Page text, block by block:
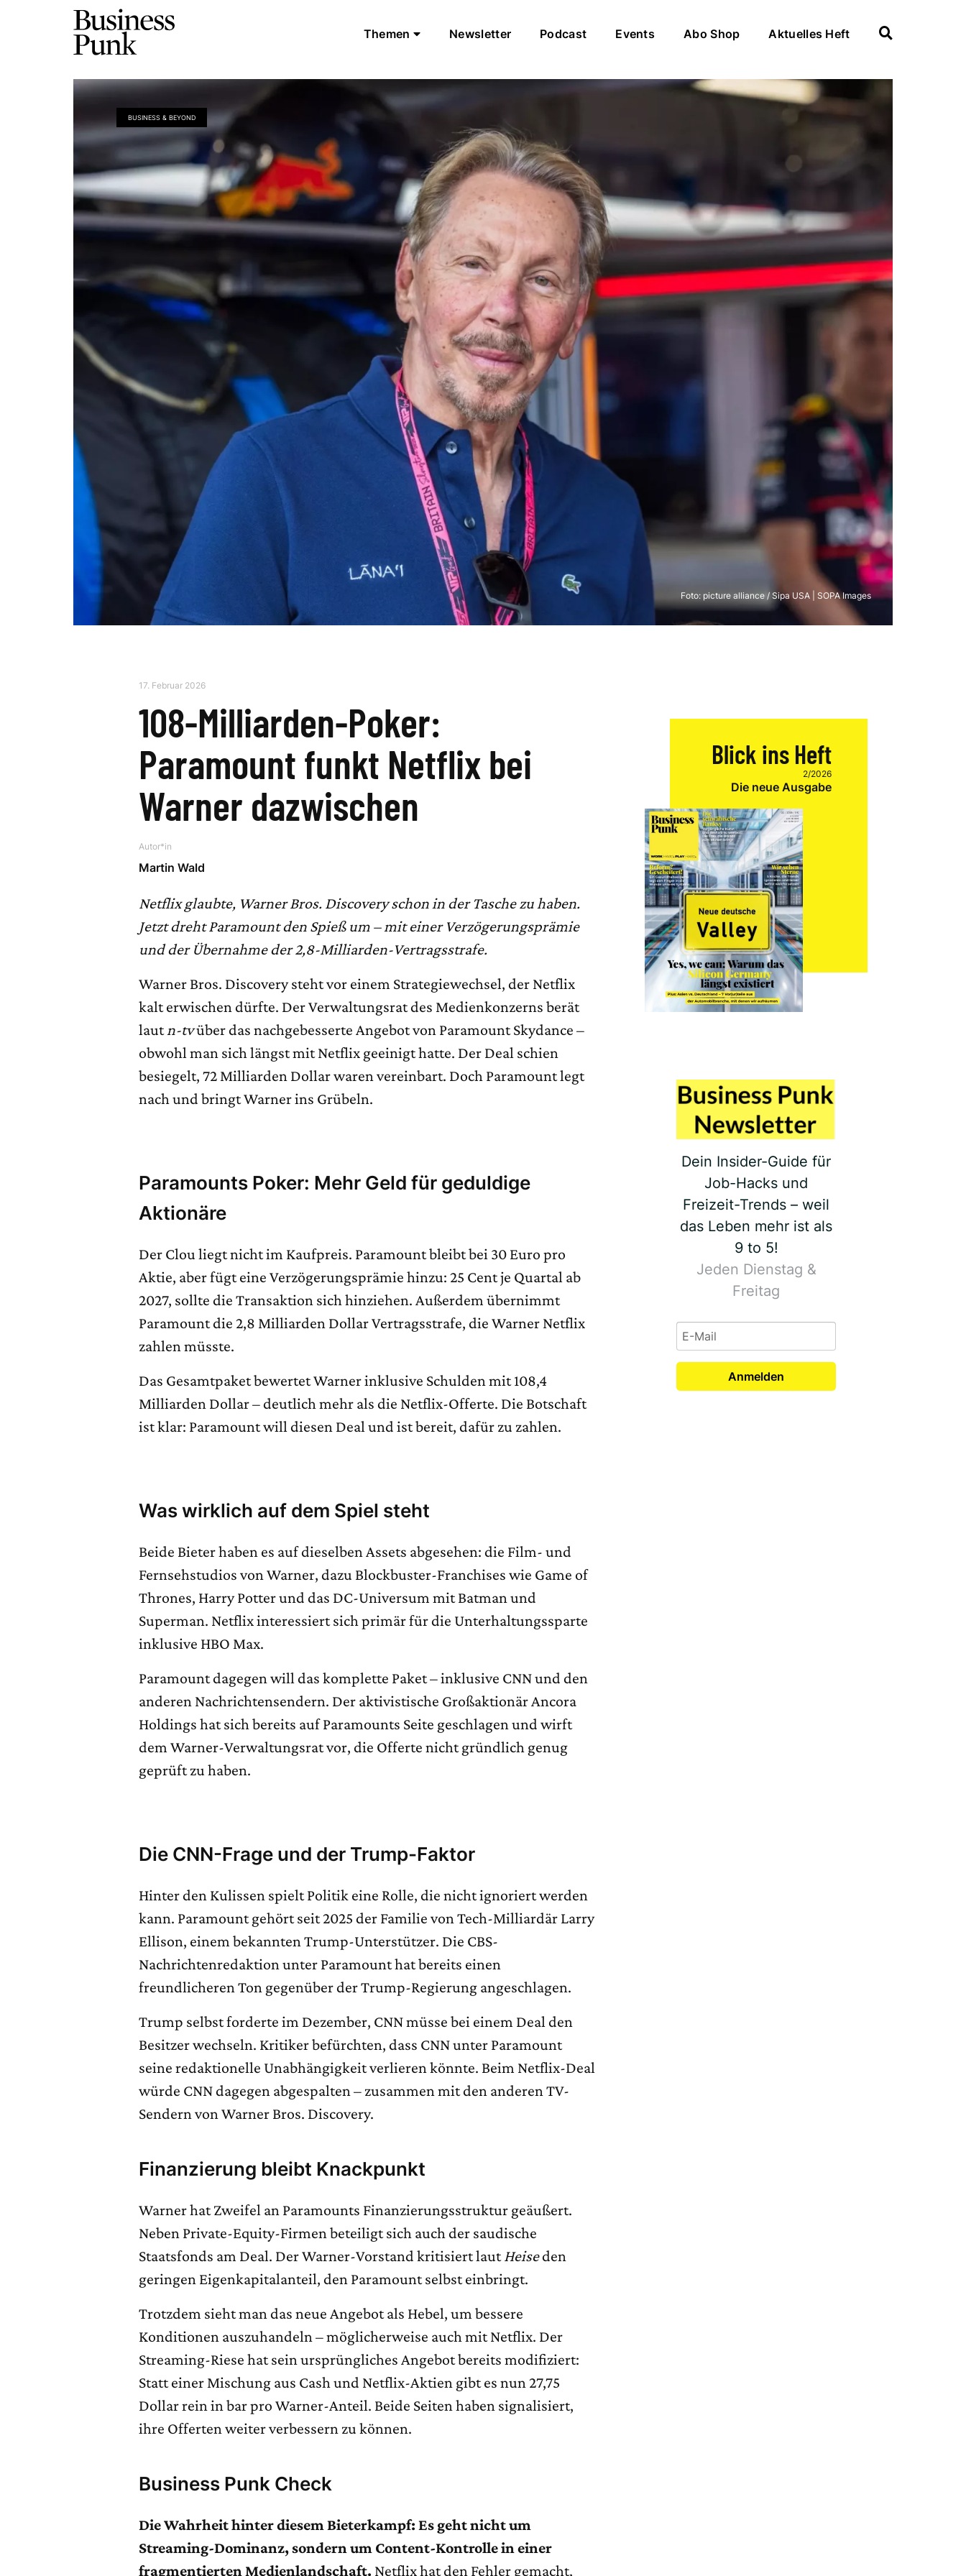
Themen Newsletter Podcast Events Abo Shop Aktuelles Heft
BUSINESS & BEYOND
Foto: picture alliance / Sipa USA | SOPA Images
17. Februar 2026
108-Milliarden-Poker:
Paramount funkt Netflix bei
Warner dazwischen
Autor*in
Martin Wald
Netflix glaubte, Warner Bros. Discovery schon in der Tasche zu haben.
Jetzt dreht Paramount den Spieß um – mit einer Verzögerungsprämie
und der Übernahme der 2,8-Milliarden-Vertragsstrafe.
Warner Bros. Discovery steht vor einem Strategiewechsel, der Netflix
kalt erwischen dürfte. Der Verwaltungsrat des Medienkonzerns berät
laut n-tvüber das nachgebesserte Angebot von Paramount Skydance –
obwohl man sich längst mit Netflix geeinigt hatte. Der Deal schien
besiegelt, 72 Milliarden Dollar waren vereinbart. Doch Paramount legt
nach und bringt Warner ins Grübeln.
Paramounts Poker: Mehr Geld für geduldige
Aktionäre
Der Clou liegt nicht im Kaufpreis. Paramount bleibt bei 30 Euro pro
Aktie, aber fügt eine Verzögerungsprämie hinzu: 25 Cent je Quartal ab
2027, sollte die Transaktion sich hinziehen. Außerdem übernimmt
Paramount die 2,8 Milliarden Dollar Vertragsstrafe, die Warner Netflix
zahlen müsste.
Das Gesamtpaket bewertet Warner inklusive Schulden mit 108,4
Milliarden Dollar – deutlich mehr als die Netflix-Offerte. Die Botschaft
ist klar: Paramount will diesen Deal und ist bereit, dafür zu zahlen.
Was wirklich auf dem Spiel steht
Beide Bieter haben es auf dieselben Assets abgesehen: die Film- und
Fernsehstudios von Warner, dazu Blockbuster-Franchises wie Game of
Thrones, Harry Potter und das DC-Universum mit Batman und
Superman. Netflix interessiert sich primär für die Unterhaltungssparte
inklusive HBO Max.
Paramount dagegen will das komplette Paket – inklusive CNN und den
anderen Nachrichtensendern. Der aktivistische Großaktionär Ancora
Holdings hat sich bereits auf Paramounts Seite geschlagen und wirft
dem Warner-Verwaltungsrat vor, die Offerte nicht gründlich genug
geprüft zu haben.
Die CNN-Frage und der Trump-Faktor
Hinter den Kulissen spielt Politik eine Rolle, die nicht ignoriert werden
kann. Paramount gehört seit 2025 der Familie von Tech-Milliardär Larry
Ellison, einem bekannten Trump-Unterstützer. Die CBS-
Nachrichtenredaktion unter Paramount hat bereits einen
freundlicheren Ton gegenüber der Trump-Regierung angeschlagen.
Trump selbst forderte im Dezember, CNN müsse bei einem Deal den
Besitzer wechseln. Kritiker befürchten, dass CNN unter Paramount
seine redaktionelle Unabhängigkeit verlieren könnte. Beim Netflix-Deal
würde CNN dagegen abgespalten – zusammen mit den anderen TV-
Sendern von Warner Bros. Discovery.
Finanzierung bleibt Knackpunkt
Warner hat Zweifel an Paramounts Finanzierungsstruktur geäußert.
Neben Private-Equity-Firmen beteiligt sich auch der saudische
Staatsfonds am Deal. Der Warner-Vorstand kritisiert laut Heiseden
geringen Eigenkapitalanteil, den Paramount selbst einbringt.
Trotzdem sieht man das neue Angebot als Hebel, um bessere
Konditionen auszuhandeln – möglicherweise auch mit Netflix. Der
Streaming-Riese hat sein ursprüngliches Angebot bereits modifiziert:
Statt einer Mischung aus Cash und Netflix-Aktien gibt es nun 27,75
Dollar rein in bar pro Warner-Anteil. Beide Seiten haben signalisiert,
ihre Offerten weiter verbessern zu können.
Business Punk Check
Die Wahrheit hinter diesem Bieterkampf: Es geht nicht um
Streaming-Dominanz, sondern um Content-Kontrolle in einer
fragmentierten Medienlandschaft. Netflix hat den Fehler gemacht,
Blick ins Heft
2/2026
Die neue Ausgabe
Dein Insider-Guide für
Job-Hacks und
Freizeit-Trends – weil
das Leben mehr ist als
9 to 5!
Jeden Dienstag &
Freitag
Anmelden